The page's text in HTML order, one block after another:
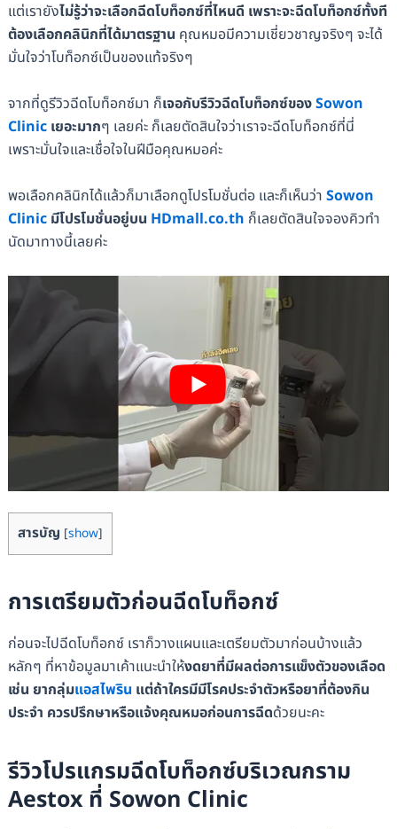
แต่เรายังไม่รู้ว่าจะเลือกฉีดโบท็อกซ์ที่ไหนดี เพราะจะฉีดโบท็อกซ์ทั้งที
ต้องเลือกคลินิกที่ได้มาตรฐาน คุณหมอมีความเชี่ยวชาญจริงๆ จะได้
มั่นใจว่าโบท็อกซ์เป็นของแท้จริงๆ
จากที่ดูรีวิวฉีดโบท็อกซ์มา ก็เจอกับรีวิวฉีดโบท็อกซ์ของSowon
Clinicเยอะมากๆ เลยค่ะ ก็เลยตัดสินใจว่าเราจะฉีดโบท็อกซ์ที่นี่
เพราะมั่นใจและเชื่อใจในฝีมือคุณหมอค่ะ
พอเลือกคลินิกได้แล้วก็มาเลือกดูโปรโมชั่นต่อ และก็เห็นว่า Sowon
Clinicมีโปรโมชั่นอยู่บน HDmall.co.th ก็เลยตัดสินใจจองคิวทำ
นัดมาทางนี้เลยค่ะ
สารบัญ [show]
การเตรียมตัวก่อนฉีดโบท็อกซ์
ก่อนจะไปฉีดโบท็อกซ์ เราก็วางแผนและเตรียมตัวมาก่อนบ้างแล้ว
หลักๆ ที่หาข้อมูลมาเค้าแนะนำให้งดยาที่มีผลต่อการแข็งตัวของเลือด
เช่น ยากลุ่มแอสไพริน แต่ถ้าใครมีมีโรคประจำตัวหรือยาที่ต้องกิน
ประจำ ควรปรึกษาหรือแจ้งคุณหมอก่อนการฉีดด้วยนะคะ
รีวิวโปรแกรมฉีดโบท็อกซ์บริเวณกราม
Aestox ที่ Sowon Clinic